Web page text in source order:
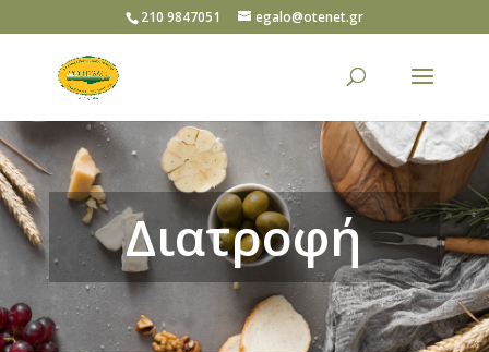
210 9847051 egalo@otenet.gr
Διατροφή